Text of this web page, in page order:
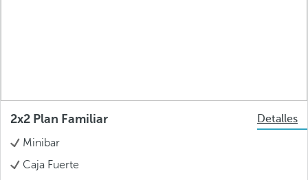
2x2 Plan Familiar
Detalles
Minibar
Caja Fuerte